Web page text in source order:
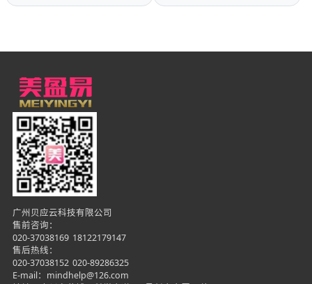
广州贝应云科技有限公司
售前咨询：
020-37038169 18122179147
售后热线：
020-37038152 020-89286325
E-mail：mindhelp@126.com